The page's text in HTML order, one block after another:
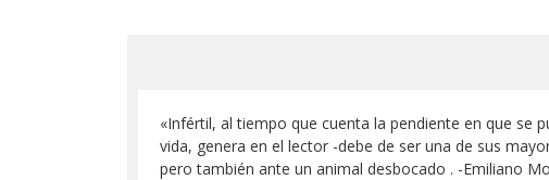
«Infértil, al tiempo que cuenta la pendiente en que se
vida, genera en el lector -debe de ser una de sus
pero también ante un animal desbocado . -Emiliano